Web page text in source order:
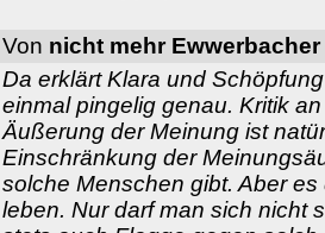
Von nicht mehr Ewwerbacher
Da erklärt Klara und
einmal pingelig genau. Kritik
Äußerung der Meinung ist
Einschränkung der
solche Menschen gibt. Aber
leben. Nur darf man sich nicht